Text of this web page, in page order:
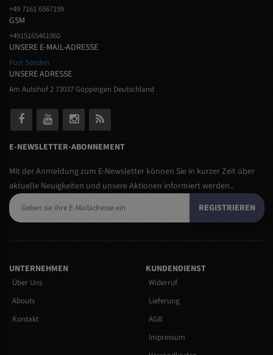
+49 7161 6567199
GSM
+4915165461960
UNSERE E-MAIL-ADRESSE
Post Senden
UNSERE ADRESSE
Am Autohof 2 73037 Göppingen Deutschland
E-NEWSLETTER-ABONNEMENT
Mit der Anmeldung zum E-Newsletter können Sie in kurzer Zeit über
aktuelle Neuigkeiten und unsere Aktionen informiert werden..
REGISTRIEREN
UNTERNEHMEN
Über Uns
Abouts
Kontakt
KUNDENDIENST
Widerruf
Lieferung
AGB
Impressum